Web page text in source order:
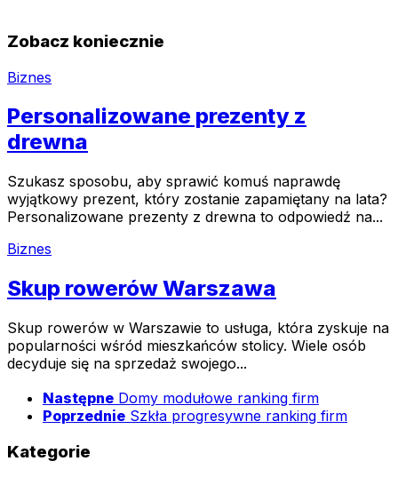
Zobacz koniecznie
Biznes
Personalizowane prezenty z
drewna
Szukasz sposobu, aby sprawić komuś naprawdę
wyjątkowy prezent, który zostanie zapamiętany na lata?
Personalizowane prezenty z drewna to odpowiedź na...
Biznes
Skup rowerów Warszawa
Skup rowerów w Warszawie to usługa, która zyskuje na
popularności wśród mieszkańców stolicy. Wiele osób
decyduje się na sprzedaż swojego...
Następne Domy modułowe ranking firm
Poprzednie Szkła progresywne ranking firm
Kategorie